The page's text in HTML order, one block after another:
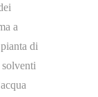
a
di
solventi